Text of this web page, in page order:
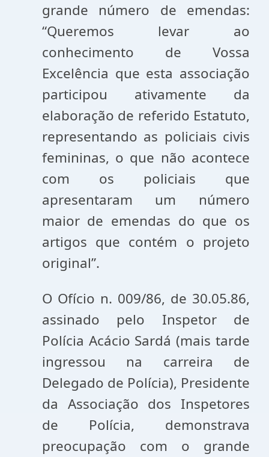
grande número de emendas:
“Queremos levar ao
conhecimento de Vossa
Excelência que esta associação
participou ativamente da
elaboração de referido Estatuto,
representando as policiais civis
femininas, o que não acontece
com os policiais que
apresentaram um número
maior de emendas do que os
artigos que contém o projeto
original”.
O Ofício n. 009/86, de 30.05.86,
assinado pelo Inspetor de
Polícia Acácio Sardá (mais tarde
ingressou na carreira de
Delegado de Polícia), Presidente
da Associação dos Inspetores
de Polícia, demonstrava
preocupação com o grande